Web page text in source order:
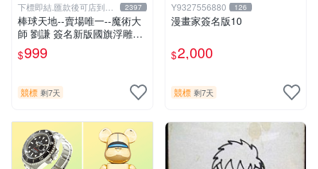
下標即結.匯款後可店到店
關於我
2397
棒球天地--賣場唯一--魔術大
師 劉謙 簽名新版國旗浮雕球.
字跡漂亮
$999
競標 剩7天
Y9327556880 126
漫畫家簽名版10
$2,000
競標 剩7天